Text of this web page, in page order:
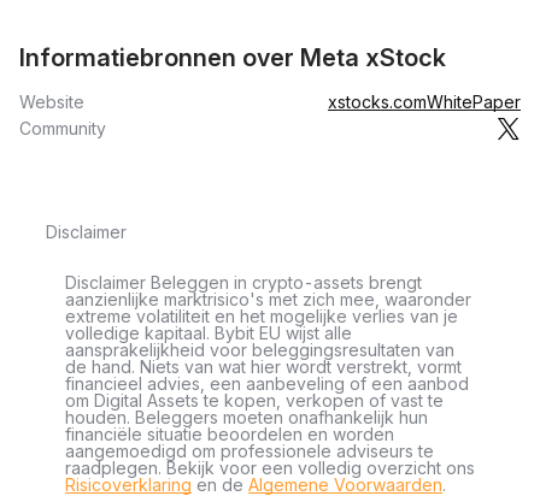
Informatiebronnen over Meta xStock
Website xstocks.comWhitePaper
Community
Disclaimer
Disclaimer Beleggen in crypto-assets brengt
aanzienlijke marktrisico's met zich mee, waaronder
extreme volatiliteit en het mogelijke verlies van je
volledige kapitaal. Bybit EU wijst alle
aansprakelijkheid voor beleggingsresultaten van
de hand. Niets van wat hier wordt verstrekt, vormt
financieel advies, een aanbeveling of een aanbod
om Digital Assets te kopen, verkopen of vast te
houden. Beleggers moeten onafhankelijk hun
financiële situatie beoordelen en worden
aangemoedigd om professionele adviseurs te
raadplegen. Bekijk voor een volledig overzicht ons
Risicoverklaring en de Algemene Voorwaarden.